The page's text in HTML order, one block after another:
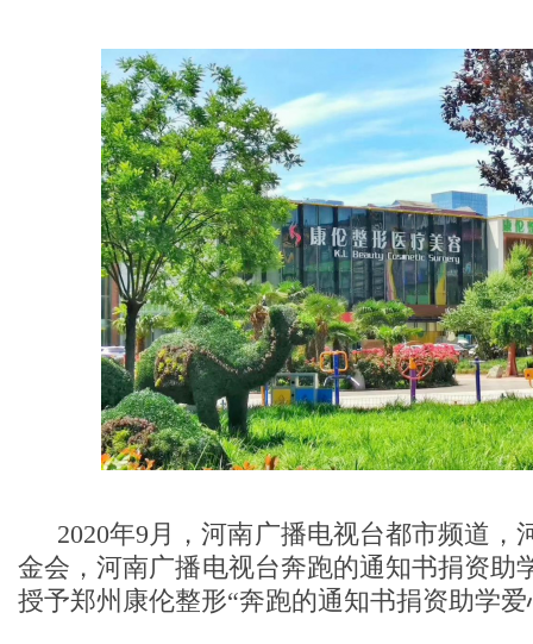
2020年9月，河南广播电视台都市频道，
金会，河南广播电视台奔跑的通知书捐资助
授予郑州康伦整形“奔跑的通知书捐资助学